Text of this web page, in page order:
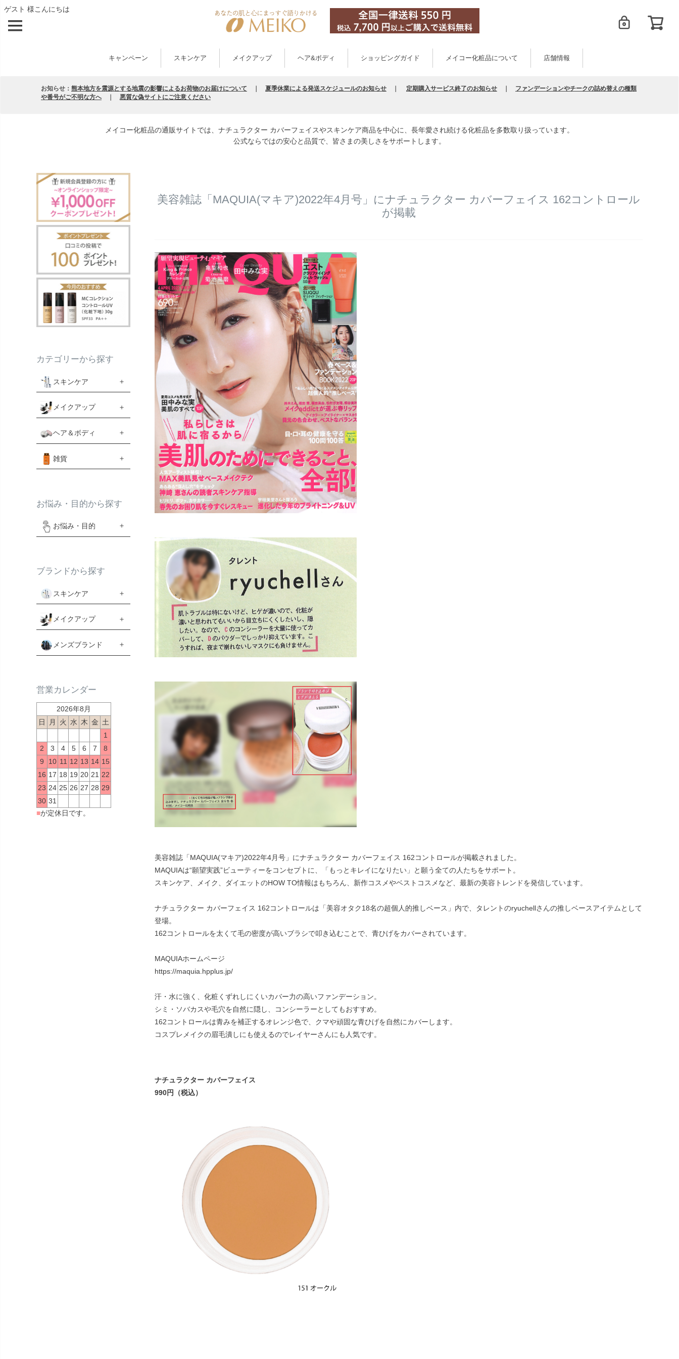
ゲスト 様こんにちは
キャンペーン スキンケア メイクアップ ヘア&ボディ ショッピングガイド メイコー化粧品について 店舗情報
お知らせ： 熊本地方を震源とする地震の影響によるお荷物のお届けについて 夏季休業による発送スケジュールのお知らせ 定期購入サービス終了のお知らせ
ファンデーションやチークの詰め替えの種類
や番号がご不明な方へ｜ 悪質な偽サイトにご注意ください
メイコー化粧品の通販サイトでは、ナチュラクター カバーフェイスやスキンケア商品を中心に、長年愛され続ける化粧品を多数取り扱っています。
公式ならではの安心と品質で、皆さまの美しさをサポートします。
カテゴリーから探す
スキンケア
メイクアップ
ヘア＆ボディ
雑貨
お悩み・目的から探す
お悩み・目的
ブランドから探す
スキンケア
メイクアップ
メンズブランド
営業カレンダー
2026年8月
日
月 火 水 木 金 土
1
2
3 4 5 6 7
8
9
10 11 12 13 14 15
16 17 18 19 20 21 22
23 24 25 26 27 28 29
30 31
■が定休日です。
美容雑誌「MAQUIA(マキア)2022年4月号」にナチュラクター カバーフェイス 162コントロール
が掲載
美容雑誌「MAQUIA(マキア)2022年4月号」にナチュラクター カバーフェイス 162コントロールが掲載されました。
MAQUIAは“願望実践”ビューティーをコンセプトに、「もっとキレイになりたい」と願う全ての人たちをサポート。
スキンケア、メイク、ダイエットのHOW TO情報はもちろん、新作コスメやベストコスメなど、最新の美容トレンドを発信しています。
ナチュラクター カバーフェイス 162コントロールは「美容オタク18名の超個人的推しベース」内で、タレントのryuchellさんの推しベースアイテムとして
登場。
162コントロールを太くて毛の密度が高いブラシで叩き込むことで、青ひげをカバーされています。
MAQUIAホームページ
https://maquia.hpplus.jp/
汗・水に強く、化粧くずれしにくいカバー力の高いファンデーション。
シミ・ソバカスや毛穴を自然に隠し、コンシーラーとしてもおすすめ。
162コントロールは青みを補正するオレンジ色で、クマや頑固な青ひげを自然にカバーします。
コスプレメイクの眉毛潰しにも使えるのでレイヤーさんにも人気です。
ナチュラクター カバーフェイス
990円（税込）